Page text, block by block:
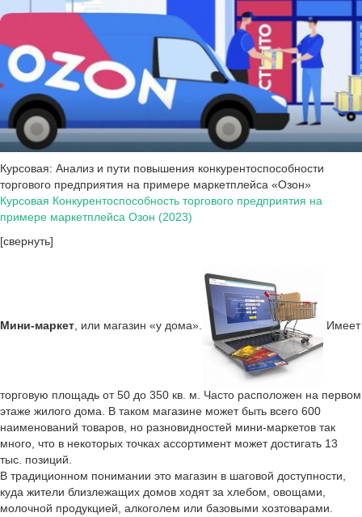
Курсовая: Анализ и пути повышения конкурентоспособности
торгового предприятия на примере маркетплейса «Озон»
Курсовая Конкурентоспособность торгового предприятия на
примере маркетплейса Озон (2023)
[свернуть]
Мини-маркет , или магазин «у дома». Имеет
торговую площадь от 50 до 350 кв. м. Часто расположен на первом
этаже жилого дома. В таком магазине может быть всего 600
наименований товаров, но разновидностей мини-маркетов так
много, что в некоторых точках ассортимент может достигать 13
тыс. позиций.
В традиционном понимании это магазин в шаговой доступности,
куда жители близлежащих домов ходят за хлебом, овощами,
молочной продукцией, алкоголем или базовыми хозтоварами.